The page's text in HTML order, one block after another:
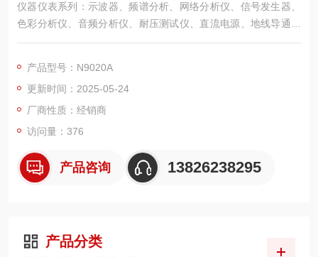
仪器仪表系列：示波器、频谱分析、网络分析仪、信号发生器、
色彩分析仪、音频分析仪、耐压测试仪、直流电源、地线导通测
试仪、漏电电流测试仪、绝缘测试仪、LCR电桥、万用表、亮度
产品型号：N9020A
更新时间：2025-05-24
厂商性质：经销商
访问量：376
产品咨询 13826238295
产品分类